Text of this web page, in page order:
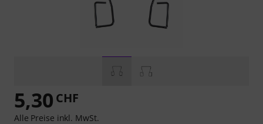
5,30 CHF
Alle Preise inkl. MwSt.